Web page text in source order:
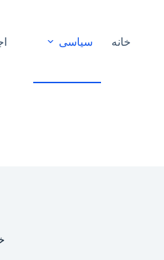
خانه سیاسی